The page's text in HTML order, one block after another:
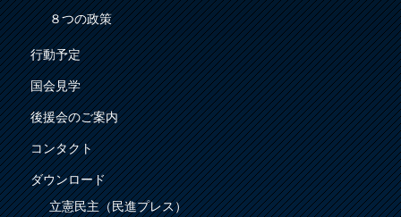
８つの政策
行動予定
国会見学
後援会のご案内
コンタクト
ダウンロード
立憲民主（民進プレス）